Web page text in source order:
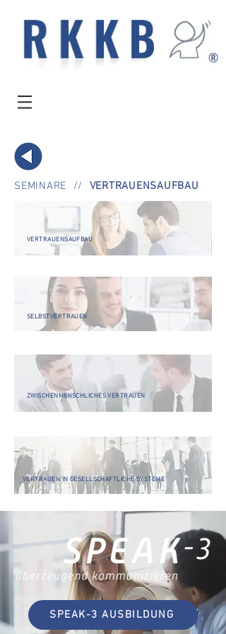
SEMINARE // VERTRAUENSAUFBAU
VERTRAUENSAUFBAU
SELBSTVERTRAUEN
ZWISCHENMENSCHLICHES VERTRAUEN
VERTRAUEN IN GESELLSCHAFTLICHE SYSTEME
SPEAK-3 AUSBILDUNG